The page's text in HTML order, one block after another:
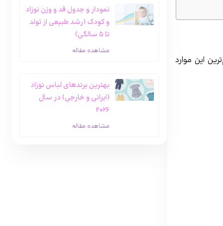
این موارد
نمودار و جدول قد و وزن نوزاد
و کودک (رشد طبیعی از تولد
تا ۵ سالگی)
مشاهده مقاله
بهترین برندهای لباس نوزاد
(ایرانی و خارجی) در سال
۲۰۲۶
مشاهده مقاله